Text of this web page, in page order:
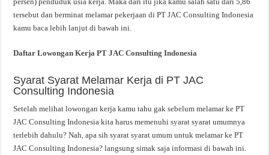
tersebut dan berminat melamar pekerjaan di PT JAC Consulting Indonesia
kamu baca lebih lanjut di bawah ini.
Daftar Lowongan Kerja PT JAC Consulting Indonesia
Syarat Syarat Melamar Kerja di PT JAC
Consulting Indonesia
Setelah melihat lowongan kerja kamu tahu gak sebelum melamar ke PT
JAC Consulting Indonesia kita harus memenuhi syarat syarat umumnya
terlebih dahulu? Nah, apa sih syarat syarat umum untuk melamar ke PT
JAC Consulting Indonesia? langsung simak saja informasi di bawah ini.